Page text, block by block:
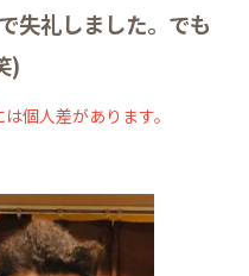
失礼しました。でも
)
個人差があります。